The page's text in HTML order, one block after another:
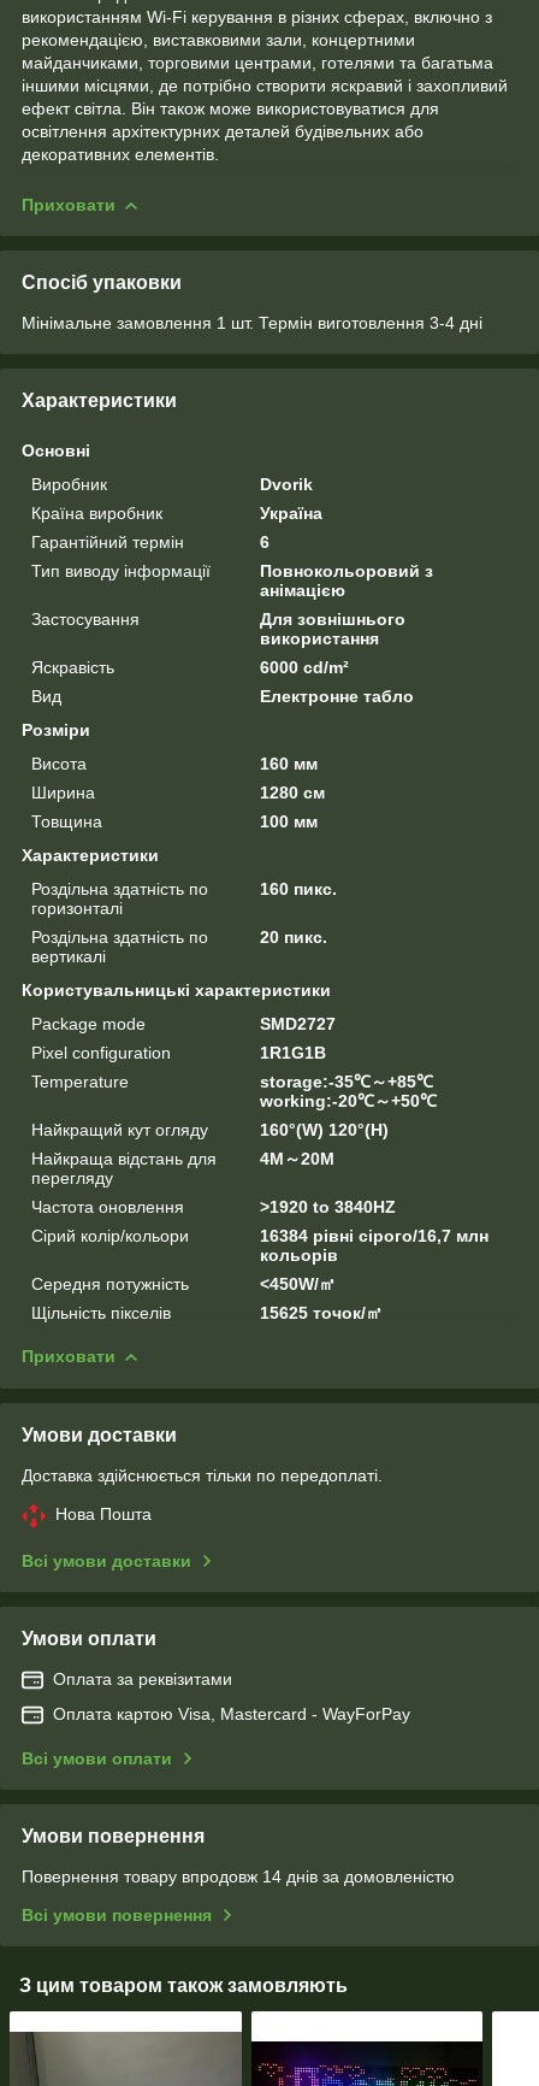
використанням Wi-Fi керування в різних сферах, включно з
рекомендацією, виставковими зали, концертними
майданчиками, торговими центрами, готелями та багатьма
іншими місцями, де потрібно створити яскравий і захопливий
ефект світла. Він також може використовуватися для
освітлення архітектурних деталей будівельних або
декоративних елементів.
Приховати
Спосіб упаковки
Мінімальне замовлення 1 шт. Термін виготовлення 3-4 дні
Характеристики
Основні
Виробник
Dvorik
Країна виробник
Україна
Гарантійний термін
6
Тип виводу інформації
Повнокольоровий з
анімацією
Застосування
Для зовнішнього
використання
Яскравість
6000 cd/m²
Вид
Електронне табло
Розміри
Висота
160 мм
Ширина
1280 см
Товщина
100 мм
Характеристики
Роздільна здатність по
горизонталі
160 пикс.
Роздільна здатність по
вертикалі
20 пикс.
Користувальницькі характеристики
Package mode
SMD2727
Pixel configuration
1R1G1B
Temperature
storage:-35℃～+85℃
working:-20℃～+50℃
Найкращий кут огляду
160°(W) 120°(H)
Найкраща відстань для
перегляду
4M～20M
Частота оновлення
>1920 to 3840HZ
Сірий колір/кольори
16384 рівні сірого/16,7 млн
кольорів
Середня потужність
<450W/㎡
Щільність пікселів
15625 точок/㎡
Приховати
Умови доставки
Доставка здійснюється тільки по передоплаті.
Нова Пошта
Всі умови доставки
Умови оплати
Оплата за реквізитами
Оплата картою Visa, Mastercard - WayForPay
Всі умови оплати
Умови повернення
Повернення товару впродовж 14 днів за домовленістю
Всі умови повернення
З цим товаром також замовляють